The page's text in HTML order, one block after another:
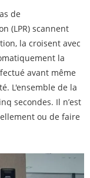
de
(LPR) scannent
la croisent avec
la
avant même
L'ensemble de la
secondes. Il n’est
ou de faire